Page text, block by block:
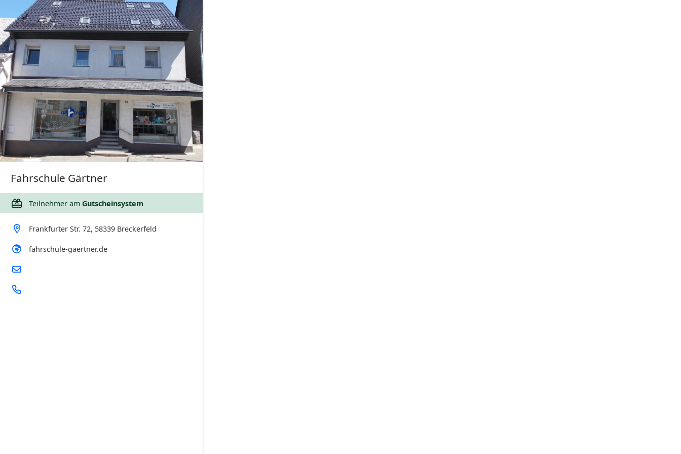
Fahrschule Gärtner
Teilnehmer am Gutscheinsystem
Frankfurter Str. 72, 58339 Breckerfeld
fahrschule-gaertner.de